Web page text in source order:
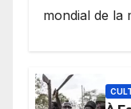
mondial de la